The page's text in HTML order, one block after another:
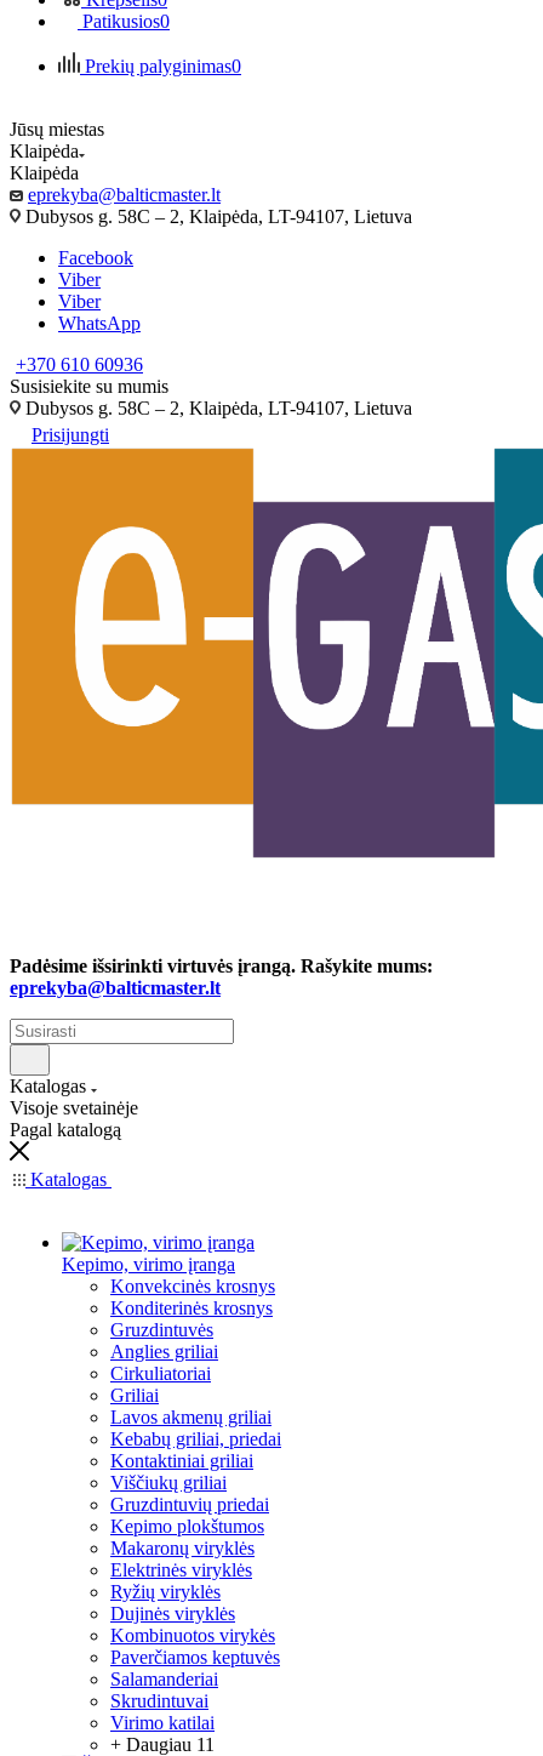
Patikusios0
Prekių palyginimas0
Jūsų miestas
Klaipėda
Klaipėda
eprekyba@balticmaster.lt
Dubysos g. 58C – 2, Klaipėda, LT-94107, Lietuva
Facebook
Viber
Viber
WhatsApp
+370 610 60936
Susisiekite su mumis
Dubysos g. 58C – 2, Klaipėda, LT-94107, Lietuva
Prisijungti
Padėsime išsirinkti virtuvės įrangą. Rašykite mums:
eprekyba@balticmaster.lt
Katalogas
Visoje svetainėje
Pagal katalogą
Katalogas
Kepimo, virimo įranga
Konvekcinės krosnys
Konditerinės krosnys
Gruzdintuvės
Anglies griliai
Cirkuliatoriai
Griliai
Lavos akmenų griliai
Kebabų griliai, priedai
Kontaktiniai griliai
Viščiukų griliai
Gruzdintuvių priedai
Kepimo plokštumos
Makaronų viryklės
Elektrinės viryklės
Ryžių viryklės
Dujinės viryklės
Kombinuotos virykės
Paverčiamos keptuvės
Salamanderiai
Skrudintuvai
Virimo katilai
+ Daugiau 11